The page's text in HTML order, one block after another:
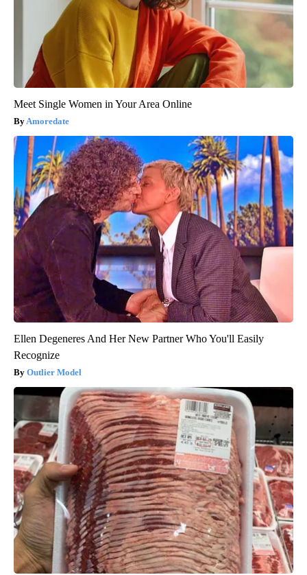
Meet Single Women in Your Area Online
Amoredate
Ellen Degeneres And Her New Partner Who You'll Easily
Recognize
Outlier Model